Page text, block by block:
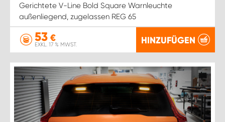
Gerichtete V-Line Bold Square Warnleuchte
außenliegend, zugelassen REG 65
53 €
EXKL. 17 % MWST. HINZUFÜGEN